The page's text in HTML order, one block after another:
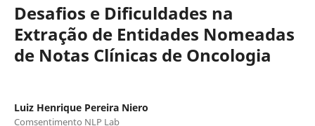
Desafios e Dificuldades na
Extração de Entidades Nomeadas
de Notas Clínicas de Oncologia
Luiz Henrique Pereira Niero
Comsentimento NLP Lab